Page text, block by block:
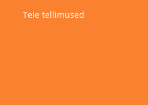
Teie tellimused